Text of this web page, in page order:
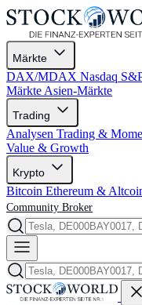
Märkte
DAX/MDAX Nasdaq
Märkte Asien-Märkte
Trading
Analysen Trading &
Value & Growth
Krypto
Bitcoin Ethereum &
Community Broker